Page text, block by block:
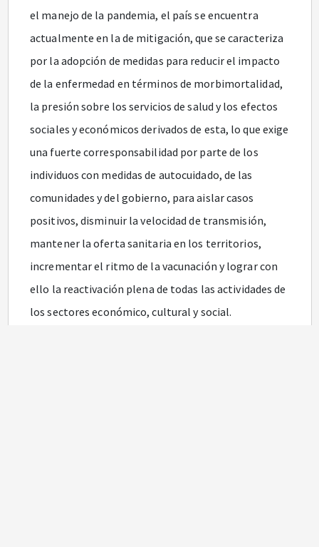
el manejo de la pandemia, el país se encuentra
actualmente en la de mitigación, que se caracteriza
por la adopción de medidas para reducir el impacto
de la enfermedad en términos de morbimortalidad,
la presión sobre los servicios de salud y los efectos
sociales y económicos derivados de esta, lo que exige
una fuerte corresponsabilidad por parte de los
individuos con medidas de autocuidado, de las
comunidades y del gobierno, para aislar casos
positivos, disminuir la velocidad de transmisión,
mantener la oferta sanitaria en los territorios,
incrementar el ritmo de la vacunación y lograr con
ello la reactivación plena de todas las actividades de
los sectores económico, cultural y social.